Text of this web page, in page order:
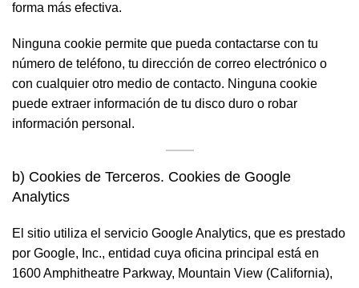
forma más efectiva.
Ninguna cookie permite que pueda contactarse con tu
número de teléfono, tu dirección de correo electrónico o
con cualquier otro medio de contacto. Ninguna cookie
puede extraer información de tu disco duro o robar
información personal.
b) Cookies de Terceros. Cookies de Google
Analytics
El sitio utiliza el servicio Google Analytics, que es prestado
por Google, Inc., entidad cuya oficina principal está en
1600 Amphitheatre Parkway, Mountain View (California),